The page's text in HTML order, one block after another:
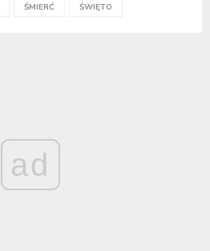
ŚMIERĆ ŚWIĘTO
ad